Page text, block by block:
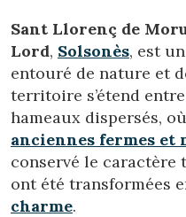
Sant Llorenç de
Lord, Solsonès, est
entouré de nature et
territoire s’étend
hameaux dispersés,
anciennes fermes et
conservé le
ont été transformées
charme.
Marketing et Publicité
Ces cookies sont utilisés
les préférences et les
grâce à l'observation
navigation. Grâce à eux,
habitudes de navigation
publicités liées au profil de